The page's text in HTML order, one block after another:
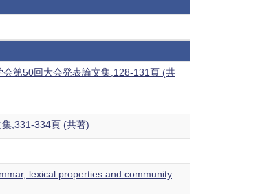
第50回大会発表論文集,128-131頁 (共
,331-334頁 (共著)
lexical properties and community